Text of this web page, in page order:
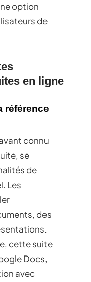
option
de
en ligne
référence
connu
se
de
Les
des
cette suite
Docs,
avec